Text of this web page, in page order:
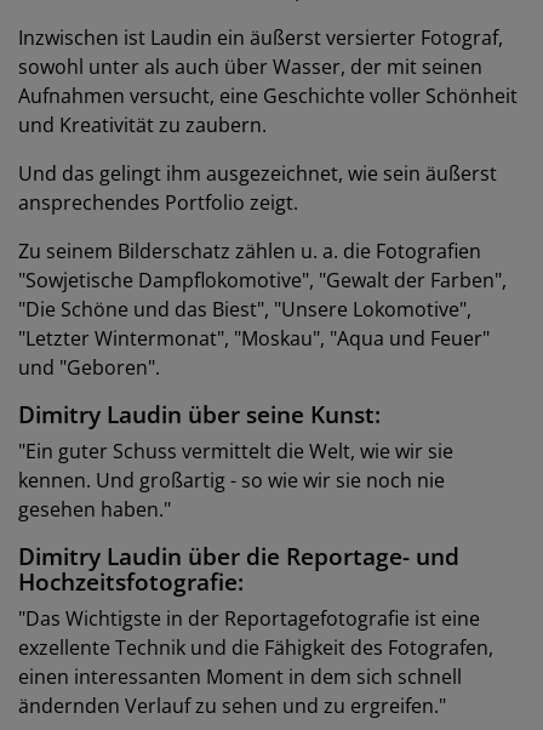
Inzwischen ist Laudin ein äußerst versierter Fotograf,
sowohl unter als auch über Wasser, der mit seinen
Aufnahmen versucht, eine Geschichte voller Schönheit
und Kreativität zu zaubern.
Und das gelingt ihm ausgezeichnet, wie sein äußerst
ansprechendes Portfolio zeigt.
Zu seinem Bilderschatz zählen u. a. die Fotografien
"Sowjetische Dampflokomotive", "Gewalt der Farben",
"Die Schöne und das Biest", "Unsere Lokomotive",
"Letzter Wintermonat", "Moskau", "Aqua und Feuer"
und "Geboren".
Dimitry Laudin über seine Kunst:
"Ein guter Schuss vermittelt die Welt, wie wir sie
kennen. Und großartig - so wie wir sie noch nie
gesehen haben."
Dimitry Laudin über die Reportage- und
Hochzeitsfotografie:
"Das Wichtigste in der Reportagefotografie ist eine
exzellente Technik und die Fähigkeit des Fotografen,
einen interessanten Moment in dem sich schnell
ändernden Verlauf zu sehen und zu ergreifen."